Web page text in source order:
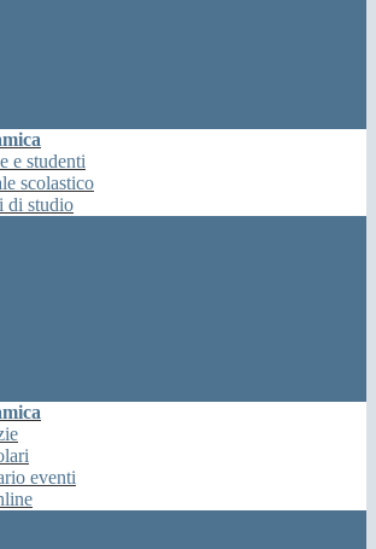
e studenti
scolastico
di studio
eventi